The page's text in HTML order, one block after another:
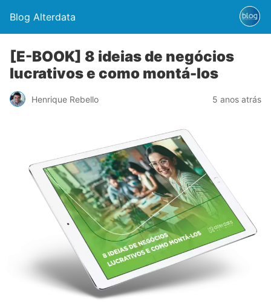
Blog Alterdata
[E-BOOK] 8 ideias de negócios
lucrativos e como montá-los
Henrique Rebello 5 anos atrás